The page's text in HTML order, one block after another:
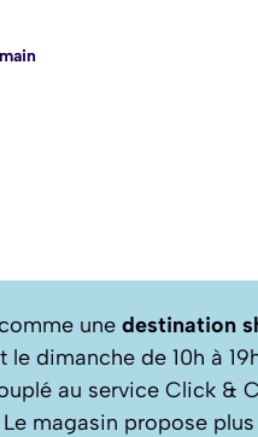
une destination
dimanche de 10h à
au service Click &
Le magasin propose